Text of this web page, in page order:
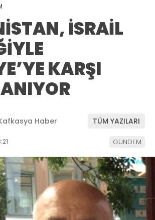
İSRAİL
KARŞI
Haber TÜM YAZILARI
GÜNDEM